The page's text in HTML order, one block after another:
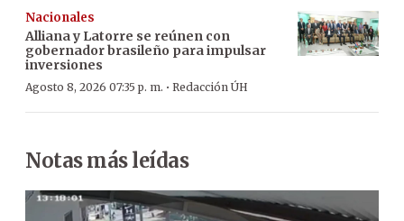
Nacionales
Alliana y Latorre se reúnen con
gobernador brasileño para impulsar
inversiones
Agosto 8, 2026 07:35 p. m. · Redacción ÚH
Notas más leídas